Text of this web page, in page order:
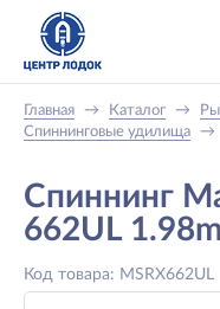
Главная → Каталог →
Спиннинговые удилища
→
Спиннинг
662UL
Код товара: MSRX662UL